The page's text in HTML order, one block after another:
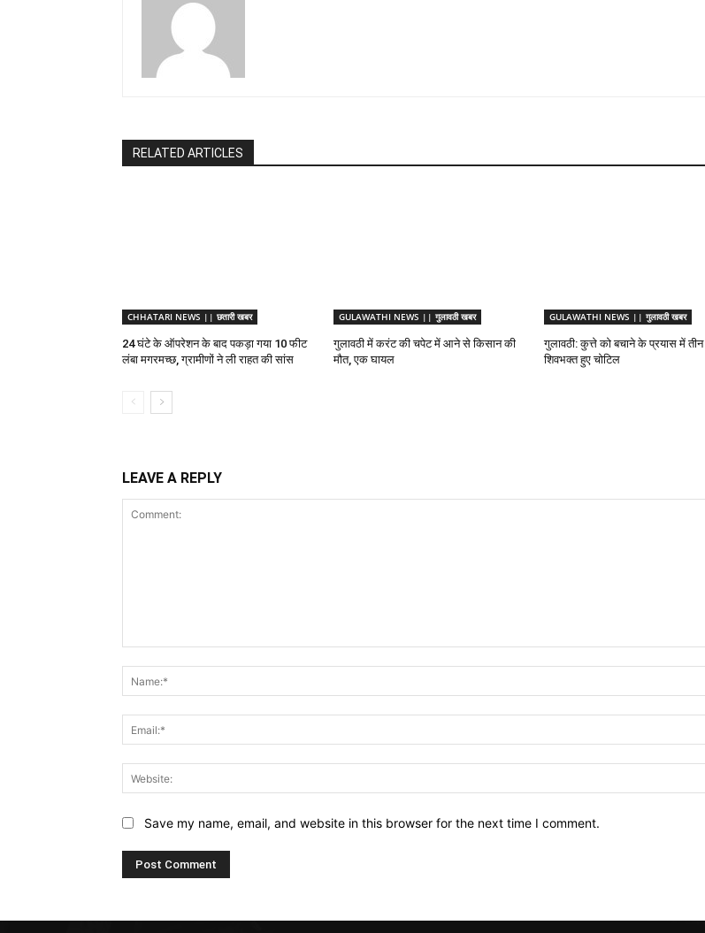
RELATED ARTICLES
CHHATARI NEWS || छतारी खबर
24 घंटे के ऑपरेशन के बाद पकड़ा गया 10 फीट
लंबा मगरमच्छ, ग्रामीणों ने ली राहत की सांस
GULAWATHI NEWS || गुलावठी खबर
गुलावठी में करंट की चपेट में आने से किसान की
मौत, एक घायल
GULAWATHI NEWS || गुलावठी खबर
गुलावठी: कुत्ते को बचाने के प्रयास में तीन
शिवभक्त हुए चोटिल
LEAVE A REPLY
Save my name, email, and website in this browser for the next time I comment.